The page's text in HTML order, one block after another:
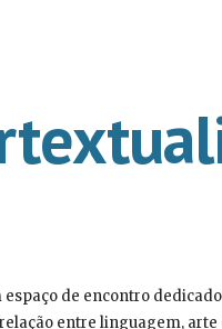
de encontro
entre linguagem,